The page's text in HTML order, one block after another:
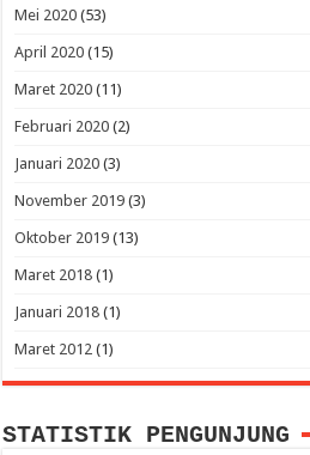
Mei 2020 (53)
April 2020 (15)
Maret 2020 (11)
Februari 2020 (2)
Januari 2020 (3)
November 2019 (3)
Oktober 2019 (13)
Maret 2018 (1)
Januari 2018 (1)
Maret 2012 (1)
STATISTIK PENGUNJUNG